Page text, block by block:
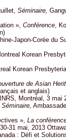
Séminaire,
», Conférence,
Japon-Corée du
Korean
Korean
de Asian
et anglais)
INRS, Montréal, 3 mai
Séminaire,
», La
31 mai, 2013
: Défi et